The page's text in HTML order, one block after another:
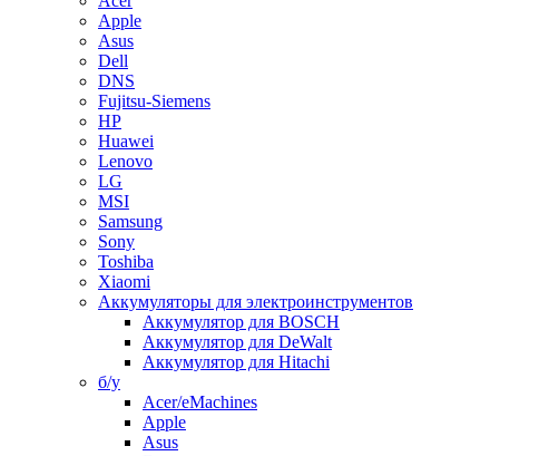
Apple
Asus
Dell
DNS
Fujitsu-Siemens
HP
Huawei
Lenovo
LG
MSI
Samsung
Sony
Toshiba
Xiaomi
Аккумуляторы для электроинструментов
Аккумулятор для BOSCH
Аккумулятор для DeWalt
Аккумулятор для Hitachi
б/у
Acer/eMachines
Apple
Asus